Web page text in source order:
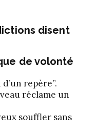
disent
de volonté
repère”.
réclame un
souffler sans